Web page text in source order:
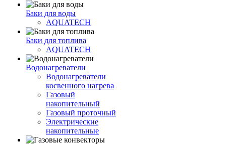
Баки для воды
AQUATECH
Баки для топлива
AQUATECH
Водонагреватели
Водонагреватели
косвенного нагрева
Газовый
накопительный
Газовый проточный
Электрические
накопительные